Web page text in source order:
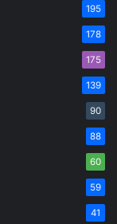
195
178
175
139
90
88
60
59
41